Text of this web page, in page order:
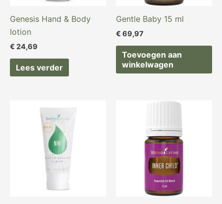
Genesis Hand & Body
lotion
€ 24,69
Lees verder
Gentle Baby 15 ml
€ 69,97
Toevoegen aan
winkelwagen
prijs
was:
€ 23,97.
is: